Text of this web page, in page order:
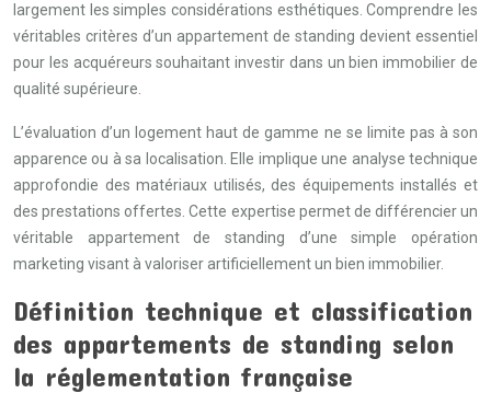
largement les simples considérations esthétiques. Comprendre les
véritables critères d’un appartement de standing devient essentiel
pour les acquéreurs souhaitant investir dans un bien immobilier de
qualité supérieure.
L’évaluation d’un logement haut de gamme ne se limite pas à son
apparence ou à sa localisation. Elle implique une analyse technique
approfondie des matériaux utilisés, des équipements installés et
des prestations offertes. Cette expertise permet de différencier un
véritable appartement de standing d’une simple opération
marketing visant à valoriser artificiellement un bien immobilier.
Définition technique et classification
des appartements de standing selon
la réglementation française